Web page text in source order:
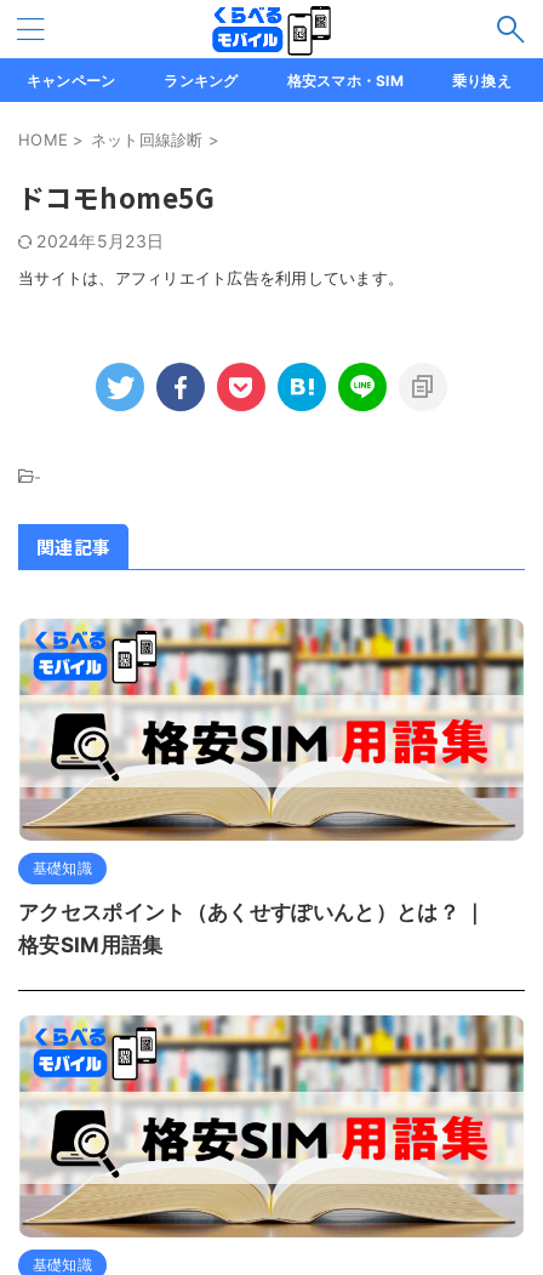
キャンペーン ランキング 格安スマホ・SIM 乗り換え
HOME > ネット回線診断 >
ドコモhome5G
2024年5月23日
当サイトは、アフィリエイト広告を利用しています。
-
関連記事
基礎知識
アクセスポイント（あくせすぽいんと）とは？ ｜
格安SIM用語集
基礎知識